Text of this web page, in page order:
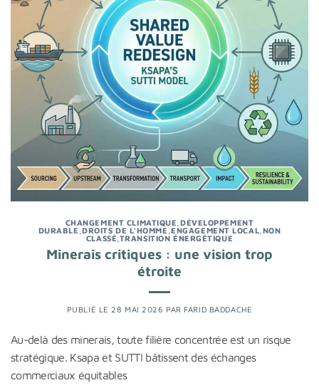
CHANGEMENT CLIMATIQUE ,DÉVELOPPEMENT
DURABLE ,DROITS DE L'HOMME ,ENGAGEMENT LOCAL NON
CLASSÉ TRANSITION ÉNERGÉTIQUE
Minerais critiques : une vision trop
étroite
PUBLIÉ LE 28 MAI 2026 PAR FARID BADDACHE
Au-delà des minerais, toute filière concentrée est un risque
stratégique. Ksapa et SUTTI bâtissent des échanges
commerciaux équitables